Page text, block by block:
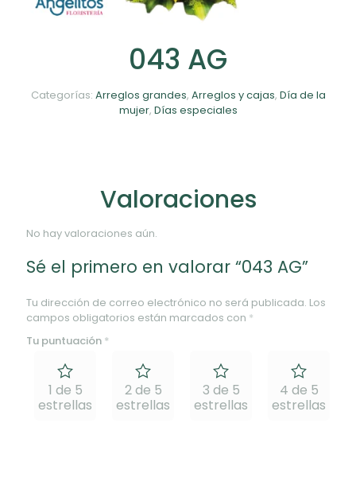
043 AG
Categorías: Arreglos grandes, Arreglos y cajas, Día de la
mujer, Días especiales
Valoraciones
No hay valoraciones aún.
Sé el primero en valorar “043 AG”
Tu dirección de correo electrónico no será publicada. Los
campos obligatorios están marcados con *
Tu puntuación *
1 de 5
estrellas
2 de 5
estrellas
3 de 5
estrellas
4 de 5
estrellas